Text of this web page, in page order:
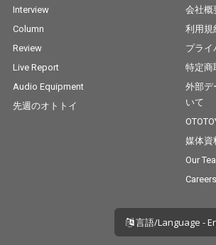
Interview
Column
Review
Live Report
Audio Equipment
先週のオトトイ
会社概
利用規
プライ
特定商
外部デ
いて
媒体資
Our
Careers
言語/Language -